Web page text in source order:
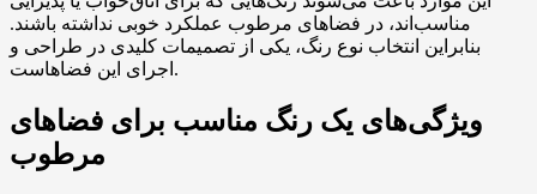
مناسب‌اند، در فضاهای مرطوب عملکرد خوبی نداشته باشند.
بنابراین انتخاب نوع رنگ، یکی از تصمیمات کلیدی در طراحی و
اجرای این فضاهاست.
ویژگی‌های یک رنگ مناسب برای فضاهای
مرطوب